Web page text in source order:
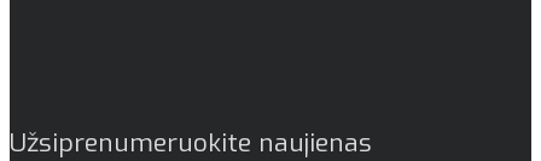
Užsiprenumeruokite naujienas